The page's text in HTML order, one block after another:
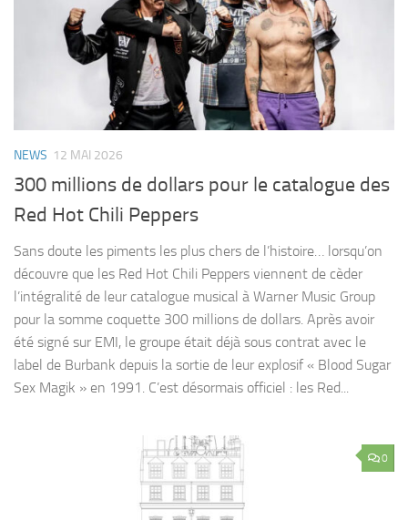
NEWS 12 MAI 2026
300 millions de dollars pour le catalogue des
Red Hot Chili Peppers
Sans doute les piments les plus chers de l’histoire… lorsqu’on
découvre que les Red Hot Chili Peppers viennent de cèder
l’intégralité de leur catalogue musical à Warner Music Group
pour la somme coquette 300 millions de dollars. Après avoir
été signé sur EMI, le groupe était déjà sous contrat avec le
label de Burbank depuis la sortie de leur explosif « Blood Sugar
Sex Magik » en 1991. C’est désormais officiel : les Red...
0